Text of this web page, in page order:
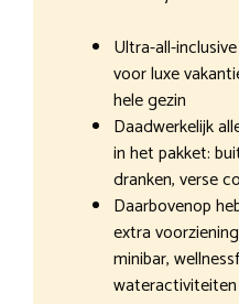
Ultra-all-
voor luxe
hele gezin
Daadwerkelijk
in het pakket:
dranken, verse
Daarbovenop
extra
minibar,